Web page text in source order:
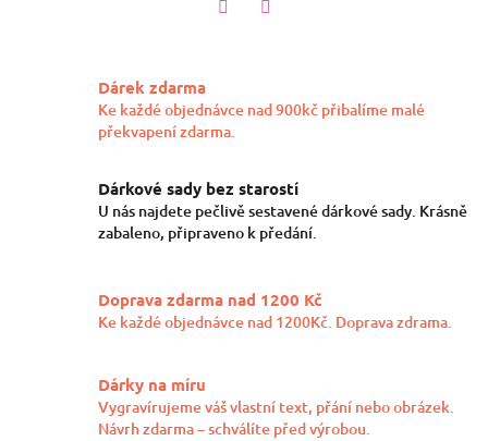
Dárek zdarma
Ke každé objednávce nad 900kč přibalíme malé
překvapení zdarma.
Dárkové sady bez starostí
U nás najdete pečlivě sestavené dárkové sady. Krásně
zabaleno, připraveno k předání.
Doprava zdarma nad 1200 Kč
Ke každé objednávce nad 1200Kč. Doprava zdrama.
Dárky na míru
Vygravírujeme váš vlastní text, přání nebo obrázek.
Návrh zdarma – schválíte před výrobou.